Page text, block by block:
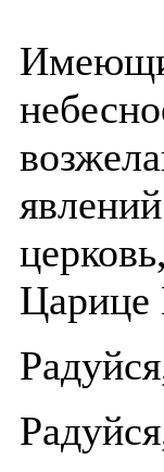
Имеющи
Царице